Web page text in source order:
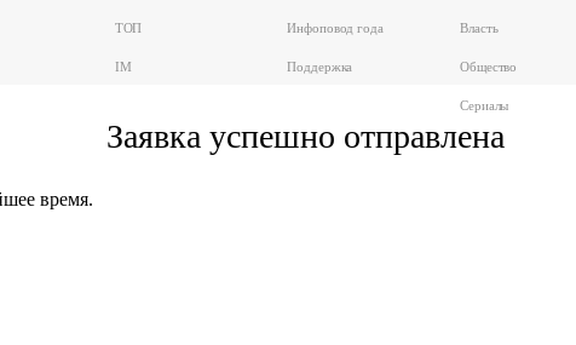
ТОП
IM
Инфоповод года
Поддержка
Власть
Общество
Сериалы
Заявка успешно отправлена
время.